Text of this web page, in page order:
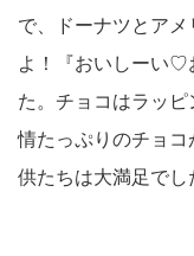
で、ドーナツとア
よ！『おいしーい♡
た。チョコはラッ
情たっぷりのチョ
供たちは大満足でし